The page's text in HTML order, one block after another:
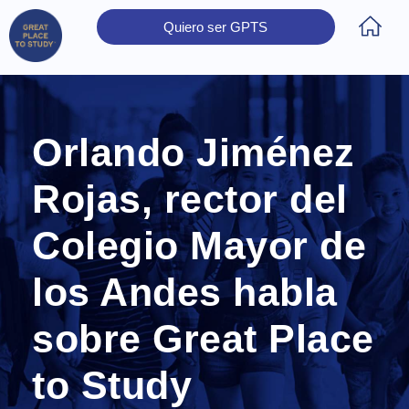
Quiero ser GPTS
Orlando Jiménez
Rojas, rector del
Colegio Mayor de
los Andes habla
sobre Great Place
to Study